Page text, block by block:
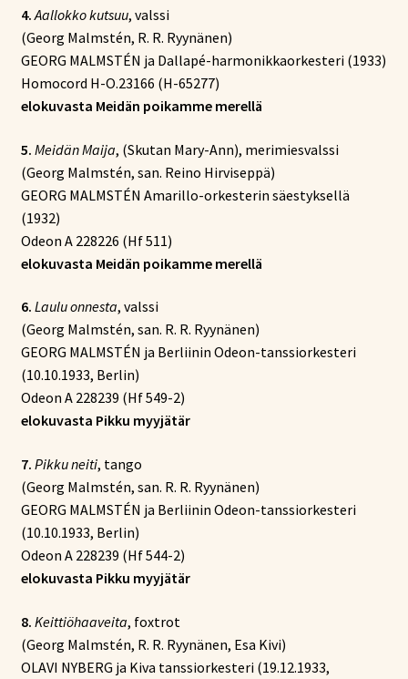
4.Aallokko kutsuu, valssi
(Georg Malmstén, R. R. Ryynänen)
GEORG MALMSTÉN ja Dallapé-harmonikkaorkesteri (1933)
Homocord H-O.23166 (H-65277)
elokuvasta Meidän poikamme merellä
5. Meidän Maija, (Skutan Mary-Ann), merimiesvalssi
(Georg Malmstén, san. Reino Hirviseppä)
GEORG MALMSTÉN Amarillo-orkesterin säestyksellä
(1932)
Odeon A 228226 (Hf 511)
elokuvasta Meidän poikamme merellä
6. Laulu onnesta, valssi
(Georg Malmstén, san. R. R. Ryynänen)
GEORG MALMSTÉN ja Berliinin Odeon-tanssiorkesteri
(10.10.1933, Berlin)
Odeon A 228239 (Hf 549-2)
elokuvasta Pikku myyjätär
7. Pikku neiti, tango
(Georg Malmstén, san. R. R. Ryynänen)
GEORG MALMSTÉN ja Berliinin Odeon-tanssiorkesteri
(10.10.1933, Berlin)
Odeon A 228239 (Hf 544-2)
elokuvasta Pikku myyjätär
8. Keittiöhaaveita, foxtrot
(Georg Malmstén, R. R. Ryynänen, Esa Kivi)
OLAVI NYBERG ja Kiva tanssiorkesteri (19.12.1933,